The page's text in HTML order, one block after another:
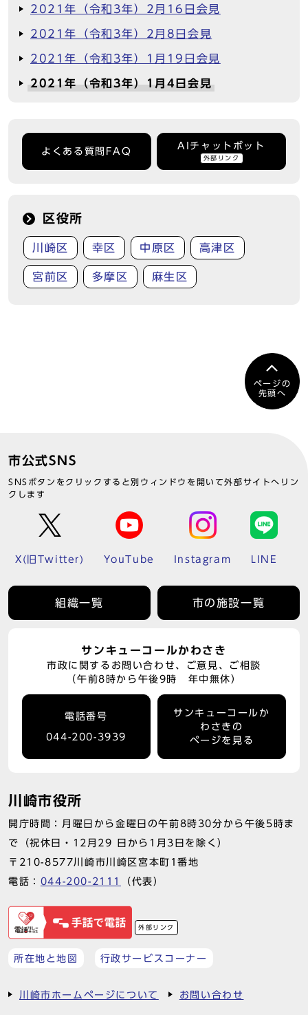
2021年（令和3年）2月16日会見
2021年（令和3年）2月8日会見
2021年（令和3年）1月19日会見
2021年（令和3年）1月4日会見
よくある質問FAQ
AIチャットボット
外部リンク
区役所
川崎区 幸区 中原区 高津区
宮前区 多摩区 麻生区
ページの
先頭へ
市公式SNS
SNSボタンをクリックすると別ウィンドウを開いて外部サイトへリン
クします
X(旧Twitter) YouTube Instagram LINE
組織一覧 市の施設一覧
サンキューコールかわさき
市政に関するお問い合わせ、ご意見、ご相談
（午前8時から午後9時 年中無休）
電話番号
044-200-3939
サンキューコールか
わさきの
ページを見る
川崎市役所
開庁時間：月曜日から金曜日の午前8時30分から午後5時ま
で（祝休日・12月29 日から1月3日を除く）
〒210-8577川崎市川崎区宮本町1番地
電話： 044-200-2111 （代表）
外部リンク
所在地と地図 行政サービスコーナー
川崎市ホームページについて お問い合わせ